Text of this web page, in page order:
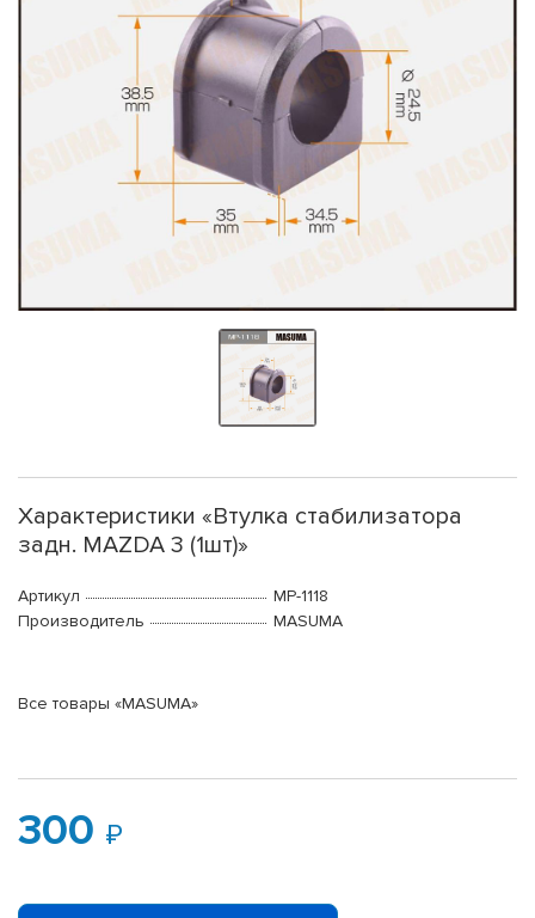
Характеристики «Втулка стабилизатора
задн. MAZDA 3 (1шт)»
Артикул
MP-1118
Производитель
MASUMA
Все товары «MASUMA»
300